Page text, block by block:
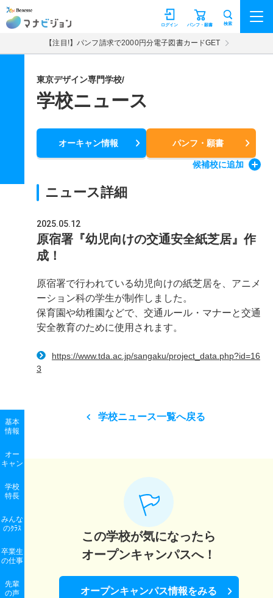
マナビジョン パンフ・願書
ログイン 検索
【注目!】パンフ請求で2000円分電子図書カードGET
東京デザイン専門学校/
学校ニュース
オーキャン情報 パンフ・願書
候補校に追加
基本
情報
オー
キャン
学校
特長
みんな
のｸﾗｽ
卒業生
の仕事
先輩
の声
ニュース詳細
2025.05.12
原宿署『幼児向けの交通安全紙芝居』作
成！
原宿署で行われている幼児向けの紙芝居を、アニメ
ーション科の学生が制作しました。
保育園や幼稚園などで、交通ルール・マナーと交通
安全教育のために使用されます。
https://www.tda.ac.jp/sangaku/project_data.php?id=16
3
学校ニュース一覧へ戻る
この学校が気になったら
オープンキャンパスへ！
オープンキャンパス情報をみる